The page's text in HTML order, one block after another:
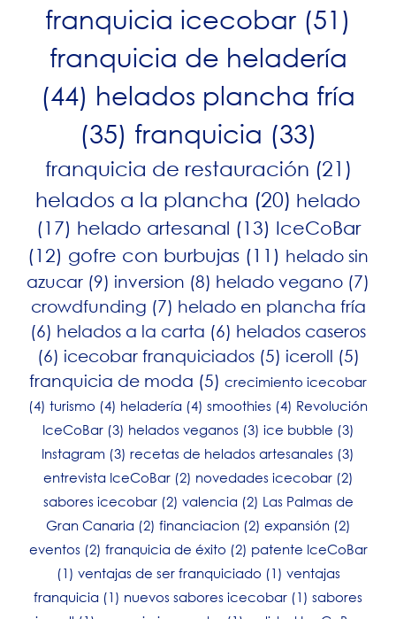
franquicia icecobar (51)
franquicia de heladería
(44) helados plancha fría
(35) franquicia (33)
franquicia de restauración (21)
helados a la plancha (20) helado
(17) helado artesanal (13) IceCoBar
(12) gofre con burbujas (11) helado sin
azucar (9) inversion (8) helado vegano (7)
crowdfunding (7) helado en plancha fría
(6) helados a la carta (6) helados caseros
(6) icecobar franquiciados (5) iceroll (5)
franquicia de moda (5) crecimiento icecobar
(4) turismo (4) heladería (4) smoothies (4) Revolución
IceCoBar (3) helados veganos (3) ice bubble (3)
Instagram (3) recetas de helados artesanales (3)
entrevista IceCoBar (2) novedades icecobar (2)
sabores icecobar (2) valencia (2) Las Palmas de
Gran Canaria (2) financiacion (2) expansión (2)
eventos (2) franquicia de éxito (2) patente IceCoBar
(1) ventajas de ser franquiciado (1) ventajas
franquicia (1) nuevos sabores icecobar (1) sabores